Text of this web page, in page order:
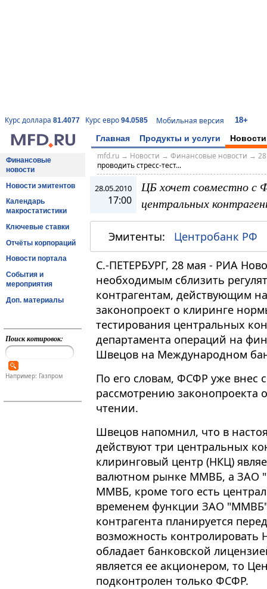
Курс доллара 81.4077 Курс евро 94.0585 Мобильная версия 18+
Главная Продукты и услуги Новости
Финансовые
новости
Новости эмитентов
Календарь
макростатистики
Ключевые ставки
Отчёты корпораций
Новости портала
События и
мероприятия
Доп. материалы
Поиск котировок:
Например: Газпром
mfd.ru→ Новости → Финансовые новости →
проводить стресс-тест...
28.05.2010
17:00
ЦБ хочет совместно с
центральных
Эмитенты: Центробанк РФ
С.-ПЕТЕРБУРГ, 28 мая - РИА
необходимым сблизить
контрагентам, действующим
законопроект о клиринге
тестирования центральных
департамента операций на
Швецов на Международном
По его словам, ФСФР уже внес
рассмотрению законопроекта
чтении.
Швецов напомнил, что в
действуют три центральных
клиринговый центр (НКЦ)
валютном рынке ММВБ, а ЗАО
ММВБ, кроме того есть
временем функции ЗАО "ММВБ"
контрагента планируется
возможность контролировать
обладает банковской
является ее акционером, то
подконтролен только ФСФР.